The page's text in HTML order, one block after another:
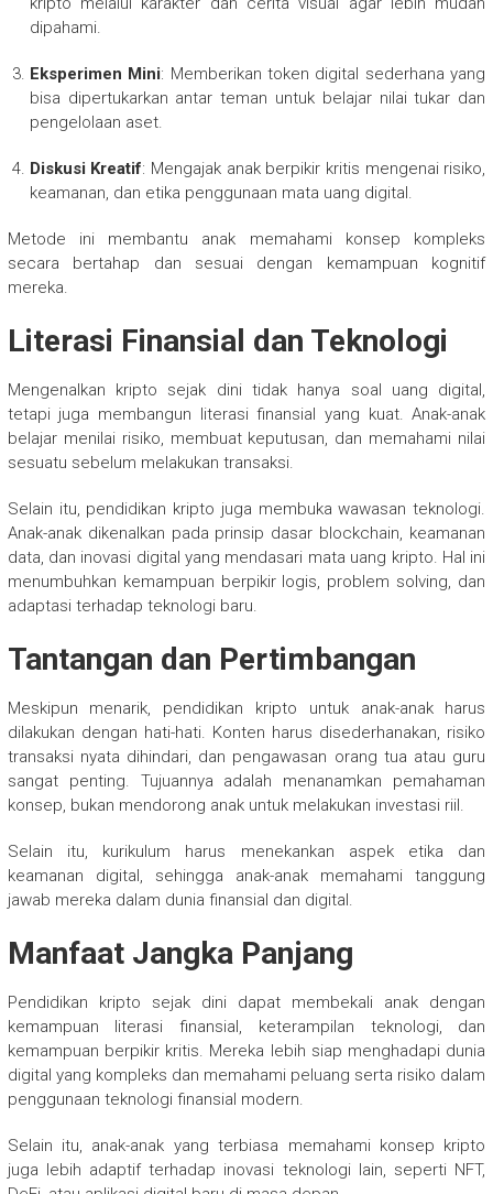
dipahami.
Eksperimen Mini: Memberikan token digital sederhana yang
bisa dipertukarkan antar teman untuk belajar nilai tukar dan
pengelolaan aset.
Diskusi Kreatif: Mengajak anak berpikir kritis mengenai risiko,
keamanan, dan etika penggunaan mata uang digital.
Metode ini membantu anak memahami konsep kompleks
secara bertahap dan sesuai dengan kemampuan kognitif
mereka.
Literasi Finansial dan Teknologi
Mengenalkan kripto sejak dini tidak hanya soal uang digital,
tetapi juga membangun literasi finansial yang kuat. Anak-anak
belajar menilai risiko, membuat keputusan, dan memahami nilai
sesuatu sebelum melakukan transaksi.
Selain itu, pendidikan kripto juga membuka wawasan teknologi.
Anak-anak dikenalkan pada prinsip dasar blockchain, keamanan
data, dan inovasi digital yang mendasari mata uang kripto. Hal ini
menumbuhkan kemampuan berpikir logis, problem solving, dan
adaptasi terhadap teknologi baru.
Tantangan dan Pertimbangan
Meskipun menarik, pendidikan kripto untuk anak-anak harus
dilakukan dengan hati-hati. Konten harus disederhanakan, risiko
transaksi nyata dihindari, dan pengawasan orang tua atau guru
sangat penting. Tujuannya adalah menanamkan pemahaman
konsep, bukan mendorong anak untuk melakukan investasi riil.
Selain itu, kurikulum harus menekankan aspek etika dan
keamanan digital, sehingga anak-anak memahami tanggung
jawab mereka dalam dunia finansial dan digital.
Manfaat Jangka Panjang
Pendidikan kripto sejak dini dapat membekali anak dengan
kemampuan literasi finansial, keterampilan teknologi, dan
kemampuan berpikir kritis. Mereka lebih siap menghadapi dunia
digital yang kompleks dan memahami peluang serta risiko dalam
penggunaan teknologi finansial modern.
Selain itu, anak-anak yang terbiasa memahami konsep kripto
juga lebih adaptif terhadap inovasi teknologi lain, seperti NFT,